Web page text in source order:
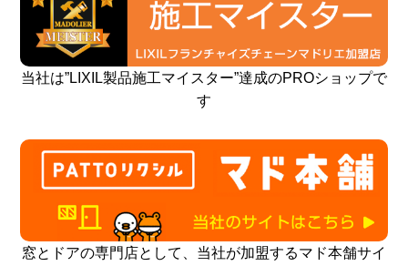
当社は”LIXIL製品施工マイスター”達成のPROショップで
す
窓とドアの専門店として、当社が加盟するマド本舗サイ